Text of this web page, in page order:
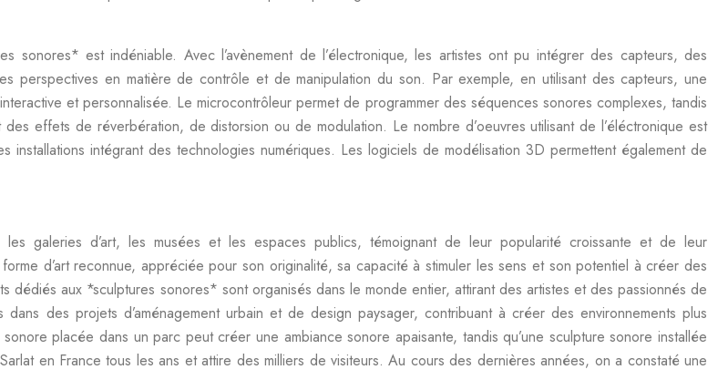
sonores* est indéniable. Avec l’avènement de l’électronique, les artistes ont pu intégrer des capteurs, des
perspectives en matière de contrôle et de manipulation du son. Par exemple, en utilisant des capteurs, une
et personnalisée. Le microcontrôleur permet de programmer des séquences sonores complexes, tandis
effets de réverbération, de distorsion ou de modulation. Le nombre d’oeuvres utilisant de l’éléctronique est
intégrant des technologies numériques. Les logiciels de modélisation 3D permettent également de
galeries d’art, les musées et les espaces publics, témoignant de leur popularité croissante et de leur
d’art reconnue, appréciée pour son originalité, sa capacité à stimuler les sens et son potentiel à créer des
dédiés aux *sculptures sonores* sont organisés dans le monde entier, attirant des artistes et des passionnés de
des projets d’aménagement urbain et de design paysager, contribuant à créer des environnements plus
placée dans un parc peut créer une ambiance sonore apaisante, tandis qu’une sculpture sonore installée
en France tous les ans et attire des milliers de visiteurs. Au cours des dernières années, on a constaté une